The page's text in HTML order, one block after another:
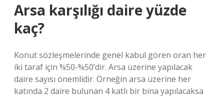
Arsa karşılığı daire yüzde
kaç?
Konut sözleşmelerinde genel kabul gören oran her
iki taraf için %50-%50’dir. Arsa üzerine yapılacak
daire sayısı önemlidir. Örneğin arsa üzerine her
katında 2 daire bulunan 4 katlı bir bina yapılacaksa